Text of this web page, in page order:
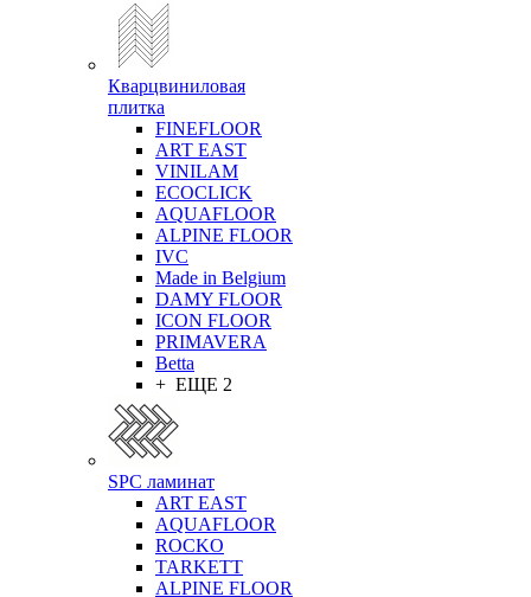
Кварцвиниловая
плитка
FINEFLOOR
ART EAST
VINILAM
ECOCLICK
AQUAFLOOR
ALPINE FLOOR
IVC
Made in Belgium
DAMY FLOOR
ICON FLOOR
PRIMAVERA
Betta
+ ЕЩЕ 2
SPC ламинат
ART EAST
AQUAFLOOR
ROCKO
TARKETT
ALPINE FLOOR